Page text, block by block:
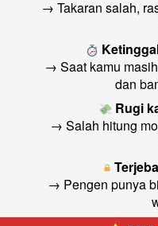
dan
Rugi